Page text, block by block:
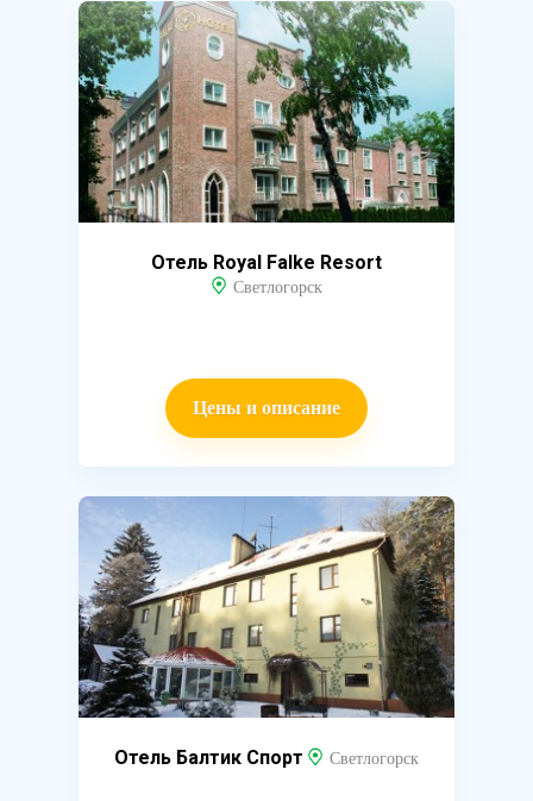
Отель Royal Falke Resort
Светлогорск
Цены и описание
Отель Балтик Спорт Светлогорск